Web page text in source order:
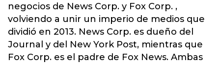
negocios de News Corp. y Fox Corp. ,
volviendo a unir un imperio de medios que
dividió en 2013. News Corp. es dueño del
Journal y del New York Post, mientras que
Fox Corp. es el padre de Fox News. Ambas